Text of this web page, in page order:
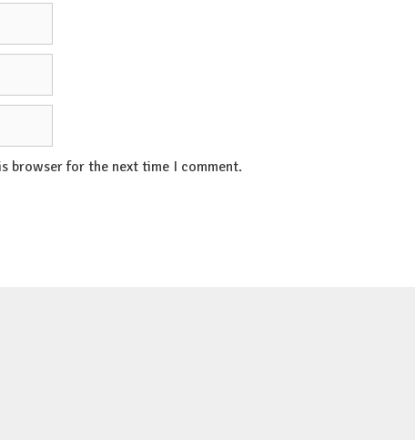
browser for the next time I comment.